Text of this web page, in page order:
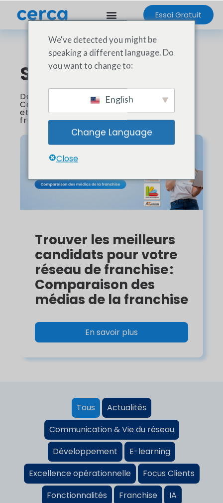
Essai Gratuit
Stay Tuned 📣
Découvrez les dernières innovations
Cerca
et les actualités du secteurs de la
franchise !
Trouver les meilleurs
candidats pour votre
réseau de franchise :
Comparaison des
médias de la franchise
En savoir plus
Tous
Actualités
Communication & Vie du réseau
Développement
E-learning
Excellence opérationnelle
Focus Clients
Fonctionnalités
Franchise
IA
We've detected you might be
speaking a different language. Do
you want to change to:
English
Change Language
Close